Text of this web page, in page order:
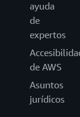
ayuda
de
expertos
de AWS
Asuntos
jurídicos